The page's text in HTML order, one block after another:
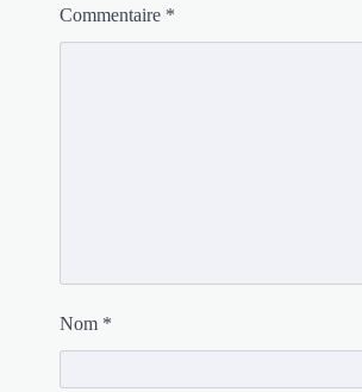
Commentaire *
Nom *